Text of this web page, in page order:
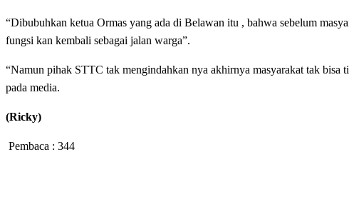
“Dibubuhkan ketua Ormas yang ada di Belawan itu , bahwa sebelum
fungsi kan kembali sebagai jalan warga”.
“Namun pihak STTC tak mengindahkan nya akhirnya masyarakat tak bisa
pada media.
(Ricky)
Pembaca : 344